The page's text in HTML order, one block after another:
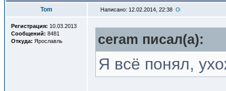
Tom Написано: 12.02.2014, 22:38
Регистрация: 10.03.2013
Сообщений: 8481
Откуда: Ярославль ceram писал(a):
Я всё понял,